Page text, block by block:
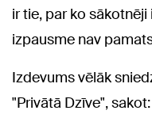
ir tie, par ko
izpausme nav
Izdevums vēlāk
"Privātā Dzīve",